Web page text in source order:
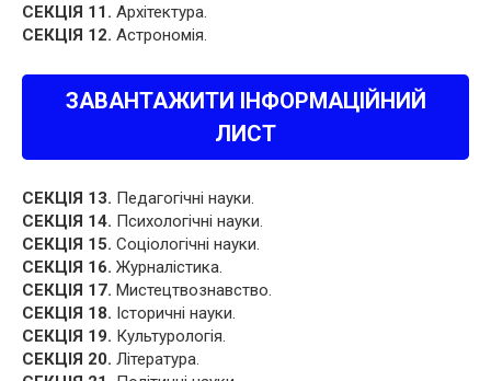
СЕКЦІЯ 11. Архітектура.
СЕКЦІЯ 12. Астрономія.
ЗАВАНТАЖИТИ ІНФОРМАЦІЙНИЙ
ЛИСТ
СЕКЦІЯ 13. Педагогічні науки.
СЕКЦІЯ 14. Психологічні науки.
СЕКЦІЯ 15. Соціологічні науки.
СЕКЦІЯ 16. Журналістика.
СЕКЦІЯ 17. Мистецтвознавство.
СЕКЦІЯ 18. Історичні науки.
СЕКЦІЯ 19. Культурологія.
СЕКЦІЯ 20. Література.